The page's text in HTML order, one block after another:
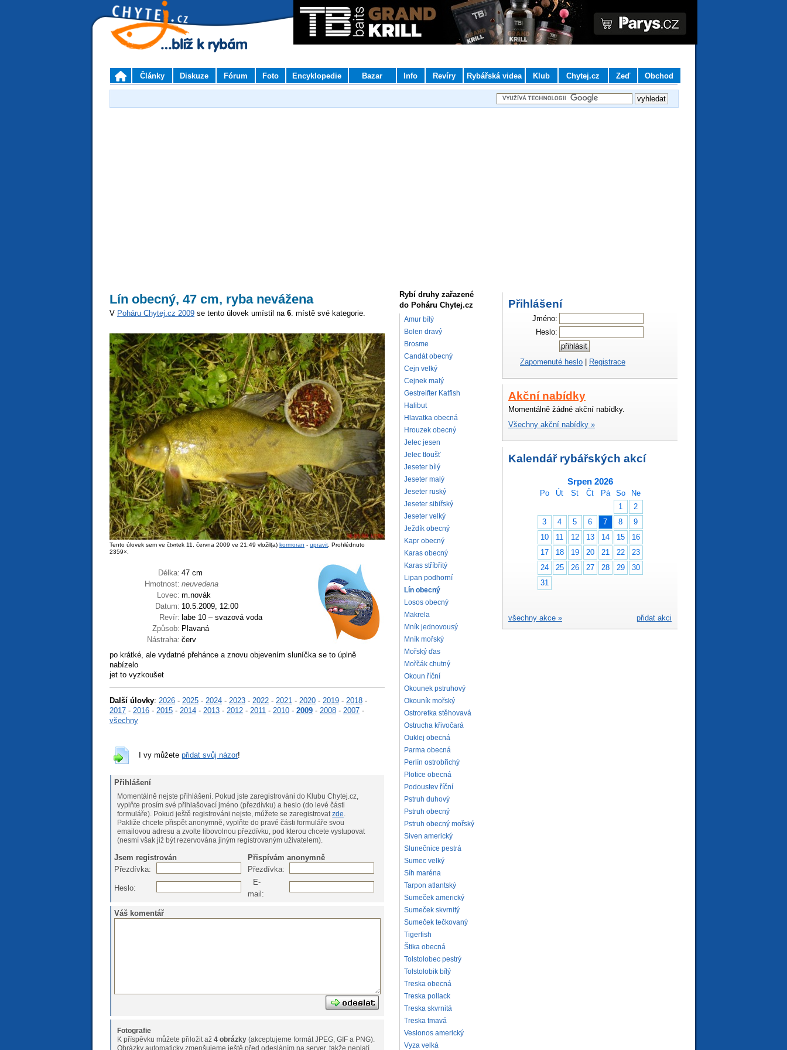
Články Diskuze Fórum Foto Encyklopedie Bazar Info Revíry Rybářská videa Klub Chytej.cz Zeď Obchod
Lín obecný, 47 cm, ryba nevážena
V Poháru Chytej.cz 2009 se tento úlovek umístil na 6. místě své kategorie.
Tento úlovek sem ve čtvrtek 11. června 2009 ve 21:49 vložil(a) kormoran - upravit . Prohlédnuto
2359×.
Délka: 47 cm
Hmotnost: neuvedena
Lovec: m.novák
Datum: 10.5.2009, 12:00
Revír: labe 10 – svazová voda
Způsob: Plavaná
Nástraha: červ
po krátké, ale vydatné přehánce a znovu objevením sluníčka se to úplně
nabízelo
jet to vyzkoušet
Další úlovky: 2026 - 2025 - 2024 - 2023 - 2022 - 2021 - 2020 - 2019 - 2018 -
2017 - 2016 - 2015 - 2014 - 2013 - 2012 - 2011 - 2010 - 2009 - 2008 - 2007 -
všechny
I vy můžete přidat svůj názor!
Přihlášení
Momentálně nejste přihlášeni. Pokud jste zaregistrováni do Klubu Chytej.cz,
vyplňte prosím své přihlašovací jméno (přezdívku) a heslo (do levé části
formuláře). Pokud ještě registrováni nejste, můžete se zaregistrovatzde.
Pakliže chcete přispět anonymně, vyplňte do pravé části formuláře svou
emailovou adresu a zvolte libovolnou přezdívku, pod kterou chcete vystupovat
(nesmí však již být rezervována jiným registrovaným uživatelem).
Jsem registrován
Přispívám anonymně
Přezdívka:
Přezdívka:
Heslo:
E-
mail:
Váš komentář
Fotografie
K příspěvku můžete přiložit až4 obrázky (akceptujeme formát JPEG, GIF a PNG).
Obrázky automaticky zmenšujeme ještě před odesláním na server, takže neplatí
Rybí druhy zařazené
do Poháru Chytej.cz
Amur bílý
Bolen dravý
Brosme
Candát obecný
Cejn velký
Cejnek malý
Gestreifter Katfish
Halibut
Hlavatka obecná
Hrouzek obecný
Jelec jesen
Jelec tloušť
Jeseter bílý
Jeseter malý
Jeseter ruský
Jeseter sibiřský
Jeseter velký
Ježdík obecný
Kapr obecný
Karas obecný
Karas stříbřitý
Lipan podhorní
Lín obecný
Losos obecný
Makrela
Mník jednovousý
Mník mořský
Mořský ďas
Mořčák chutný
Okoun říční
Okounek pstruhový
Okouník mořský
Ostroretka stěhovavá
Ostrucha křivočará
Ouklej obecná
Parma obecná
Perlín ostrobřichý
Plotice obecná
Podoustev říční
Pstruh duhový
Pstruh obecný
Pstruh obecný mořský
Siven americký
Slunečnice pestrá
Sumec velký
Síh maréna
Tarpon atlantský
Sumeček americký
Sumeček skvrnitý
Sumeček tečkovaný
Tigerfish
Štika obecná
Tolstolobec pestrý
Tolstolobik bílý
Treska obecná
Treska pollack
Treska skvrnitá
Treska tmavá
Veslonos americký
Vyza velká
Přihlášení
Jméno:
Heslo:
Zapomenuté heslo | Registrace
Akční nabídky
Momentálně žádné akční nabídky.
Všechny akční nabídky »
Kalendář rybářských akcí
Srpen 2026
Po Út St Čt Pá So
Ne
1
2
3
4 5 6 7 8
9
10
11 12 13 14 15
16
17
18 19 20 21 22
23
24
25 26 27 28 29
30
31
přidat akci
všechny akce »